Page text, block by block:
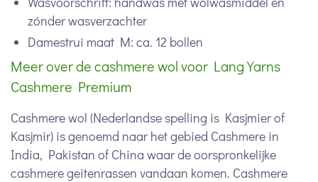
zónder wasverzachter
Damestrui maat M: ca. 12 bollen
Meer over de cashmere wol voor Lang Yarns
Cashmere Premium
Cashmere wol (Nederlandse spelling is Kasjmier of
Kasjmir) is genoemd naar het gebied Cashmere in
India, Pakistan of China waar de oorspronkelijke
cashmere geitenrassen vandaan komen. Cashmere